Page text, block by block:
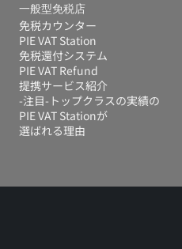
一般型免税店
免税カウンター
PIE VAT Station
免税還付システム
PIE VAT Refund
提携サービス紹介
-注目-トップクラスの実績の
PIE VAT Stationが
選ばれる理由